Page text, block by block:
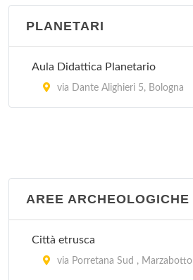
PLANETARI
Aula Didattica Planetario
via Dante Alighieri 5, Bologna
AREE ARCHEOLOGICHE
Città etrusca
via Porretana Sud , Marzabotto